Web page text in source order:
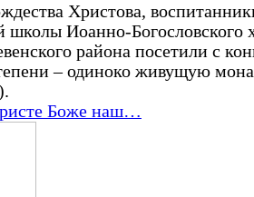
Христова,
школы Иоанно-Богословского
района посетили с
– одиноко живущую
Боже наш…